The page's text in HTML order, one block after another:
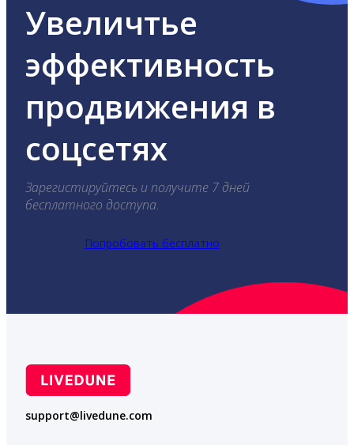
Увеличтье
эффективность
продвижения в
соцсетях
Зарегистируйтесь и получите 7 дней
бесплатного доступа.
Попробовать бесплатно
support@livedune.com